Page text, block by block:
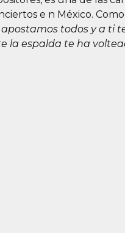
e n México.
todos y a ti
la espalda te ha